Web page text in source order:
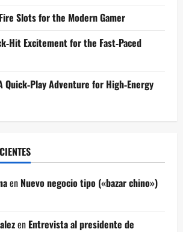
Slots for the Modern Gamer
Excitement for the Fast‑Paced
Quick‑Play Adventure for High‑Energy
en Nuevo negocio tipo («bazar chino»)
en Entrevista al presidente de